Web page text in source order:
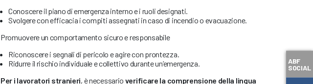
Conoscere il piano di emergenza interno e i ruoli designati.
Svolgere con efficacia i compiti assegnati in caso di incendio o evacuazione.
Promuovere un comportamento sicuro e responsabile
Riconoscere i segnali di pericolo e agire con prontezza.
Ridurre il rischio individuale e collettivo durante un’emergenza.
Per i lavoratori stranieri, è necessario verificare la comprensione della lingua
ABF
SOCIAL